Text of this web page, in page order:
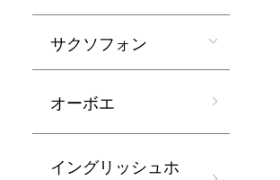
サクソフォン
オーボエ
イングリッシュホ